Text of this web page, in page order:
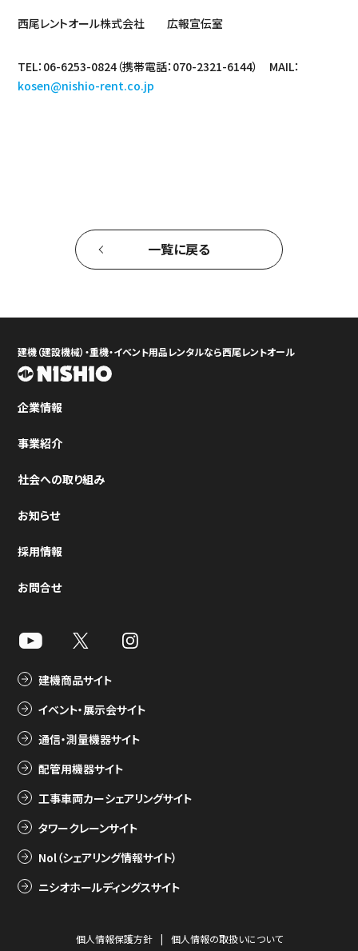
西尾レントオール株式会社 広報宣伝室
TEL：06-6253-0824（携帯電話：070-2321-6144） MAIL：
kosen@nishio-rent.co.jp
一覧に戻る
建機（建設機械）・重機・イベント用品レンタルなら西尾レントオール
企業情報
事業紹介
社会への取り組み
お知らせ
採用情報
お問合せ
建機商品サイト
イベント・展示会サイト
通信・測量機器サイト
配管用機器サイト
工事車両カーシェアリングサイト
タワークレーンサイト
Nol（シェアリング情報サイト）
ニシオホールディングスサイト
個人情報保護方針 個人情報の取扱いについて